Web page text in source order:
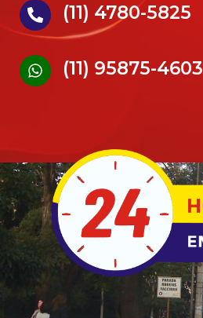
(11) 4780-5825
(11) 95875-4603